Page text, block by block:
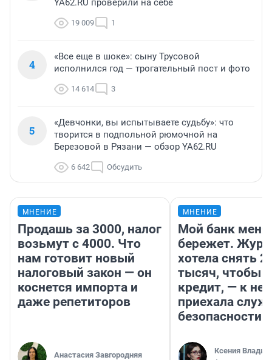
YA62.RU проверили на себе
19 009 1
4
«Все еще в шоке»: сыну Трусовой
исполнился год — трогательный пост и фото
14 614 3
5
«Девчонки, вы испытываете судьбу»: что
творится в подпольной рюмочной на
Березовой в Рязани — обзор YA62.RU
6 642 Обсудить
МНЕНИЕ
Продашь за 3000, налог
возьмут с 4000. Что
нам готовит новый
налоговый закон — он
коснется импорта и
даже репетиторов
Анастасия Завгородняя
МНЕНИЕ
Мой банк меня
бережет.
хотела снять
тысяч, чтобы
кредит, — к
приехала
безопасности
Ксения